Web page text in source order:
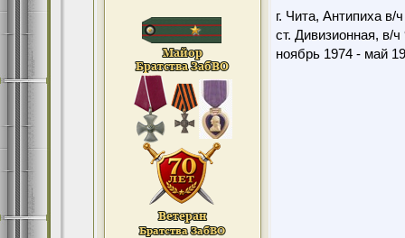
г. Чита, Антипиха в/
ст. Дивизионная, в/ч
ноябрь 1974 - май